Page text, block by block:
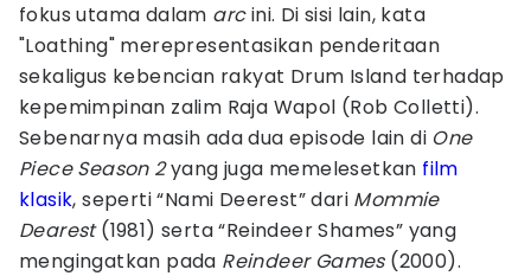
fokus utama dalam arcini. Di sisi lain, kata
"Loathing" merepresentasikan penderitaan
sekaligus kebencian rakyat Drum Island terhadap
kepemimpinan zalim Raja Wapol (Rob Colletti).
Sebenarnya masih ada dua episode lain di One
Piece Season 2yang juga memelesetkan film
klasik, seperti “Nami Deerest” dari Mommie
Dearest(1981) serta “Reindeer Shames” yang
mengingatkan pada Reindeer Games(2000).